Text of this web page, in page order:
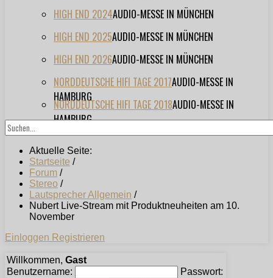
HIGH END 2024AUDIO-MESSE IN MÜNCHEN
HIGH END 2025AUDIO-MESSE IN MÜNCHEN
HIGH END 2026AUDIO-MESSE IN MÜNCHEN
NORDDEUTSCHE HIFI TAGE 2017AUDIO-MESSE IN
HAMBURG
NORDDEUTSCHE HIFI TAGE 2018AUDIO-MESSE IN
HAMBURG
Aktuelle Seite:
Startseite /
Forum /
Stereo /
Lautsprecher Allgemein /
Nubert Live-Stream mit Produktneuheiten am 10.
November
Einloggen Registrieren
Willkommen, Gast
Benutzername:
Passwort: